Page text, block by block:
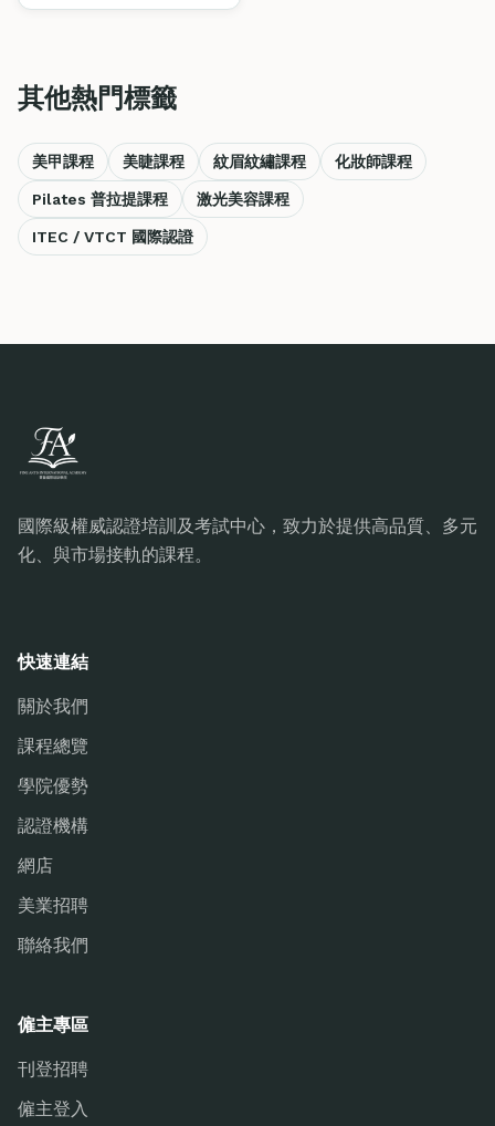
其他熱門標籤
美甲課程 美睫課程 紋眉紋繡課程 化妝師課程
Pilates 普拉提課程 激光美容課程
ITEC / VTCT 國際認證
國際級權威認證培訓及考試中心，致力於提供高品質、多元
化、與市場接軌的課程。
快速連結
關於我們
課程總覽
學院優勢
認證機構
網店
美業招聘
聯絡我們
僱主專區
刊登招聘
僱主登入